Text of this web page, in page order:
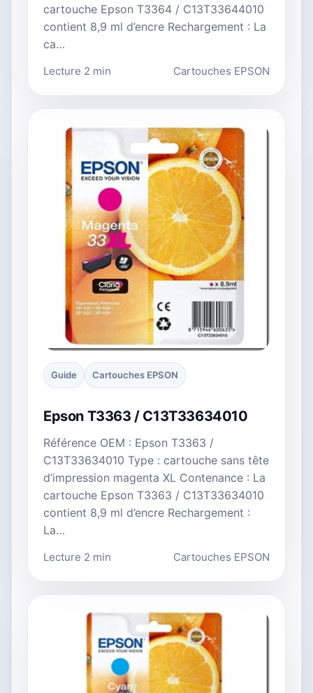
cartouche Epson T3364 / C13T33644010
contient 8,9 ml d’encre Rechargement : La
ca…
Lecture 2 min Cartouches EPSON
Guide Cartouches EPSON
Epson T3363 / C13T33634010
Référence OEM : Epson T3363 /
C13T33634010 Type : cartouche sans tête
d’impression magenta XL Contenance : La
cartouche Epson T3363 / C13T33634010
contient 8,9 ml d’encre Rechargement :
La…
Lecture 2 min Cartouches EPSON